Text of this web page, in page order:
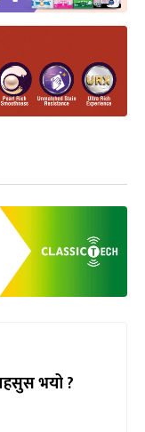
भयो ?